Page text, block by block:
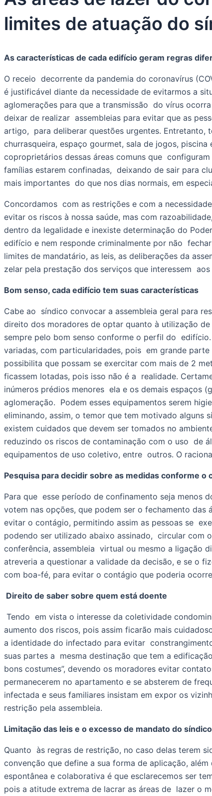
limites de atuação do
As características de cada edifício geram regras
O receio  decorrente da pandemia do coronavírus
é justificável diante da necessidade de evitarmos a
aglomerações para que a transmissão  do vírus
deixar de realizar  assembleias para evitar que as
artigo,  para deliberar questões urgentes. Entretanto,
churrasqueira, espaço gourmet, sala de jogos,
coproprietários dessas áreas comuns que
famílias estarem confinadas,  deixando de sair para
mais importantes  do que nos dias normais, em
Concordamos  com as restrições e com a
evitar os riscos à nossa saúde, mas com
dentro da legalidade e inexiste determinação do
edifício e nem responde criminalmente por não
limites de mandatário, as leis, as deliberações da
zelar pela prestação dos serviços que interessem
Bom senso, cada edifício tem suas características
Cabe ao  síndico convocar a assembleia geral para
direito dos moradores de optar quanto à utilização
sempre pelo bom senso conforme o perfil do
variadas, com particularidades, pois  em grande
possibilita que possam se exercitar com mais de 2
ficassem lotadas, pois isso não é a  realidade.
inúmeros prédios menores  ela e os demais espaços
aglomeração.  Podem esses equipamentos serem
eliminando, assim, o temor que tem motivado alguns
existem cuidados que devem ser tomados no
reduzindo os riscos de contaminação com o uso  de
equipamentos de uso coletivo, entre  outros. O
Pesquisa para decidir sobre as medidas conforme o
Para que  esse período de confinamento seja menos
votem nas opções, que podem ser o fechamento das
evitar o contágio, permitindo assim as pessoas se
podendo ser utilizado abaixo assinado,  circular com
conferência, assembleia  virtual ou mesmo a ligação
atreveria a questionar a validade da decisão, e se o
com boa-fé, para evitar o contágio que poderia
Direito de saber sobre quem está doente
aumento dos riscos, pois assim ficarão mais
a identidade do infectado para evitar
suas partes a  mesma destinação que tem a
bons costumes”, devendo os moradores evitar
permanecerem no apartamento e se absterem de
infectada e seus familiares insistam em expor os
restrição pela assembleia.
Limitação das leis e o excesso de mandato do síndico
Quanto  às regras de restrição, no caso delas terem
convenção que define a sua forma de aplicação,
espontânea e colaborativa é que esclarecemos ser
pois a atitude extrema de lacrar as áreas de  lazer o